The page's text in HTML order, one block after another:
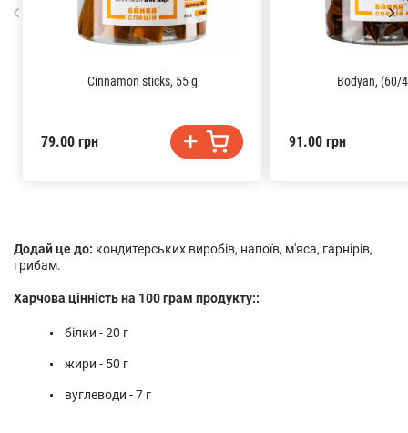
Додай це до: кондитерських виробів, напоїв, м'яса, гарнірів,
грибам.
Харчова цінність на 100 грам продукту::
білки - 20 г
жири - 50 г
вуглеводи - 7 г
Cinnamon sticks, 55 g
79.00 грн
Bodyan, (60/
91.00 грн